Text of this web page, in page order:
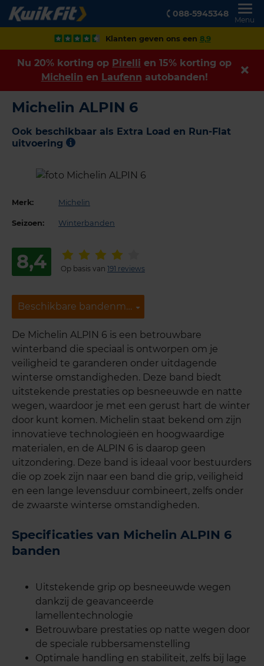
088-5945348
Menu
Klanten geven ons een 8,9
Nu 20% korting op Pirelli en 15% korting op
Michelin en Laufenn autobanden!
Michelin ALPIN 6
Ook beschikbaar als Extra Load en Run-Flat
uitvoering
Merk: Michelin
Seizoen: Winterbanden
8,4 Op basis van 191 reviews
Beschikbare bandenmaten
Beschikbare bandenmaten
De Michelin ALPIN 6 is een betrouwbare
winterband die speciaal is ontworpen om je
veiligheid te garanderen onder uitdagende
winterse omstandigheden. Deze band biedt
uitstekende prestaties op besneeuwde en natte
wegen, waardoor je met een gerust hart de winter
door kunt komen. Michelin staat bekend om zijn
innovatieve technologieën en hoogwaardige
materialen, en de ALPIN 6 is daarop geen
uitzondering. Deze band is ideaal voor bestuurders
die op zoek zijn naar een band die grip, veiligheid
en een lange levensduur combineert, zelfs onder
de zwaarste winterse omstandigheden.
Specificaties van Michelin ALPIN 6
banden
Uitstekende grip op besneeuwde wegen
dankzij de geavanceerde
lamellentechnologie
Betrouwbare prestaties op natte wegen door
de speciale rubbersamenstelling
Optimale handling en stabiliteit, zelfs bij lage